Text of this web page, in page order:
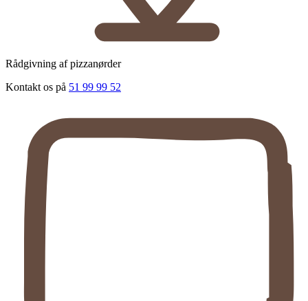
Rådgivning af pizzanørder
Kontakt os på 51 99 99 52